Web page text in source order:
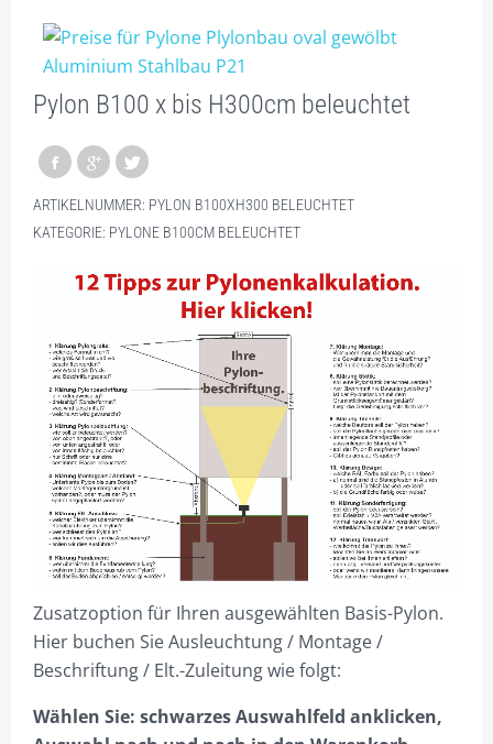
DREIECK PYLONE B150CM BELEUCHTET
DREIECK PYLONE B200CM BELEUCHTET
DREIECK PYLONE B250CM BELEUCHTET
DREIECK PYLONE B300CM BELEUCHTET
PROJEKTIERUNG
VIERECK PYLONE B100 CM
VIERECK PYLONE B125CM
VIERECK PYLONE B150CM
VIERECK PYLONE B200CM
VIERECK PYLONE B250CM
VIERECK PYLONE B300CM
VIERECK PYLONE B100CM BELEUCHTET
VIERECK PYLONE B125CM BELEUCHTET
VIERECK PYLONE B150CM BELEUCHTET
VIERECK PYLONE B250CM BELEUCHTET
Pylon B100 x bis H300cm beleuchtet
ARTIKELNUMMER: PYLON B100XH300 BELEUCHTET
KATEGORIE: PYLONE B100CM BELEUCHTET
Zusatzoption für Ihren ausgewählten Basis-Pylon.
Hier buchen Sie Ausleuchtung / Montage /
Beschriftung / Elt.-Zuleitung wie folgt:
Wählen Sie: schwarzes Auswahlfeld anklicken,